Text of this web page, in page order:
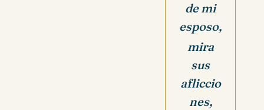
de mi
esposo,
mira
sus
afliccio
nes,